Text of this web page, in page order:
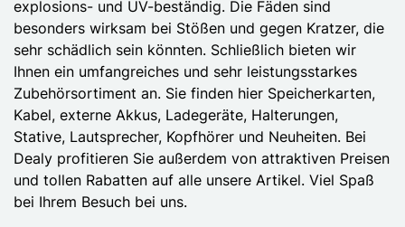
explosions- und UV-beständig. Die Fäden sind
besonders wirksam bei Stößen und gegen Kratzer, die
sehr schädlich sein könnten. Schließlich bieten wir
Ihnen ein umfangreiches und sehr leistungsstarkes
Zubehörsortiment an. Sie finden hier Speicherkarten,
Kabel, externe Akkus, Ladegeräte, Halterungen,
Stative, Lautsprecher, Kopfhörer und Neuheiten. Bei
Dealy profitieren Sie außerdem von attraktiven Preisen
und tollen Rabatten auf alle unsere Artikel. Viel Spaß
bei Ihrem Besuch bei uns.